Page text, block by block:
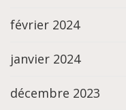
février 2024
janvier 2024
décembre 2023